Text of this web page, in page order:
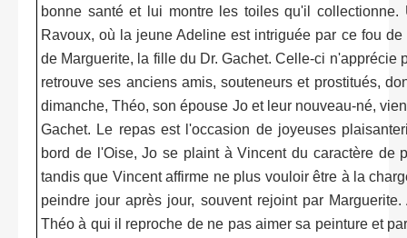
bonne santé et lui montre les toiles qu'il
Ravoux, où la jeune Adeline est intriguée par ce fou
de Marguerite, la fille du Dr. Gachet. Celle-ci n'apprécie
retrouve ses anciens amis, souteneurs et prostitués,
dimanche, Théo, son épouse Jo et leur nouveau-né,
Gachet. Le repas est l'occasion de joyeuses
bord de l'Oise, Jo se plaint à Vincent du caractère de
tandis que Vincent affirme ne plus vouloir être à la
peindre jour après jour, souvent rejoint par
Théo à qui il reproche de ne pas aimer sa peinture et